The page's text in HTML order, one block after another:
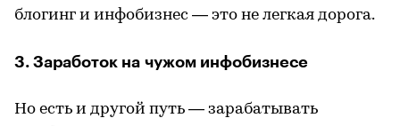
блогинг и инфобизнес — это не легкая дорога.
3. Заработок на чужом инфобизнесе
Но есть и другой путь — зарабатывать